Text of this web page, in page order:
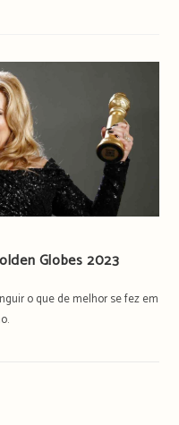
Globes 2023
o que de melhor se fez em